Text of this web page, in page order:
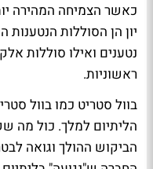
כאשר הצמיחה המהירה
יון הן הסוללות הנטענות
נטענים ואילו סוללות
ראשוניות.
בוול סטריט כמו בוול
הליתיום למלך. כול מה
הביקוש ההולך וגואה